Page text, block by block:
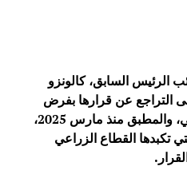
الرئيس السابق، كالونزو
التراجع عن قرارها بفرض
حظر على واردات الشاي الكيني، والمطبق منذ مارس 2025،
تكبدها القطاع الزراعي